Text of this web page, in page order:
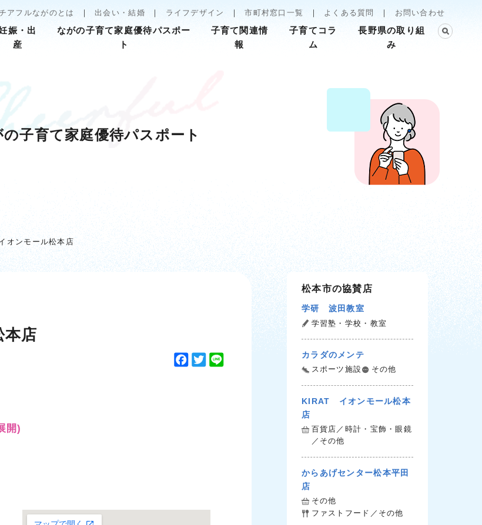
アフルながのとは 出会い・結婚 ライフデザイン 市町村窓口一覧 よくある質問 お問い合わせ
娠・出
産
ながの子育て家庭優待パスポー
ト
子育て関連情
報
子育てコラ
ム
長野県の取り組
み
の子育て家庭優待パスポート
オンモール松本店
本店
F
T
開)
松本市の協賛店
学研 波田教室
学習塾・学校・教室
カラダのメンテ
スポーツ施設 その他
KIRAT イオンモール松本
店
百貨店／時計・宝飾・眼鏡
／その他
からあげセンター松本平田
店
その他
ファストフード／その他